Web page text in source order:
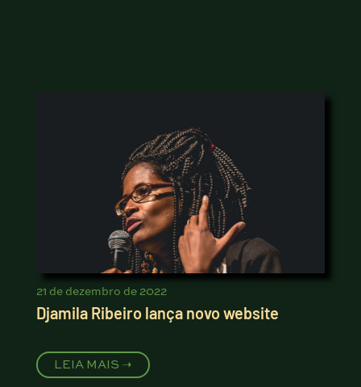
21 de dezembro de 2022
Djamila Ribeiro lança novo website
LEIA MAIS ➝